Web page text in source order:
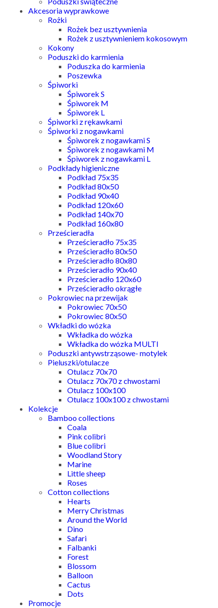
Akcesoria wyprawkowe
Rożki
Rożek bez usztywnienia
Rożek z usztywnieniem kokosowym
Kokony
Poduszki do karmienia
Poduszka do karmienia
Poszewka
Śpiworki
Śpiworek S
Śpiworek M
Śpiworek L
Śpiworki z rękawkami
Śpiworki z nogawkami
Śpiworek z nogawkami S
Śpiworek z nogawkami M
Śpiworek z nogawkami L
Podkłady higieniczne
Podkład 75x35
Podkład 80x50
Podkład 90x40
Podkład 120x60
Podkład 140x70
Podkład 160x80
Prześcieradła
Prześcieradło 75x35
Prześcieradło 80x50
Prześcieradło 80x80
Prześcieradło 90x40
Prześcieradło 120x60
Prześcieradło okrągłe
Pokrowiec na przewijak
Pokrowiec 70x50
Pokrowiec 80x50
Wkładki do wózka
Wkładka do wózka
Wkładka do wózka MULTI
Poduszki antywstrząsowe- motylek
Pieluszki/otulacze
Otulacz 70x70
Otulacz 70x70 z chwostami
Otulacz 100x100
Otulacz 100x100 z chwostami
Kolekcje
Bamboo collections
Coala
Pink colibri
Blue colibri
Woodland Story
Marine
Little sheep
Roses
Cotton collections
Hearts
Merry Christmas
Around the World
Dino
Safari
Falbanki
Forest
Blossom
Balloon
Cactus
Dots
Promocje